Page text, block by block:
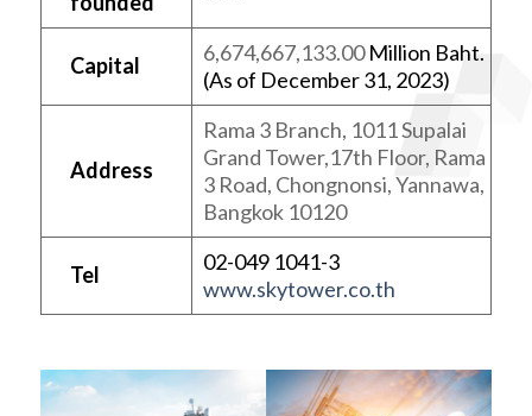
Capital 6,674,667,133.00Million Baht.
(As of December 31, 2023)
Address
Rama 3 Branch, 1011 Supalai
Grand Tower,17th Floor, Rama
3 Road, Chongnonsi, Yannawa,
Bangkok 10120
Tel
02-049 1041-3
www.skytower.co.th